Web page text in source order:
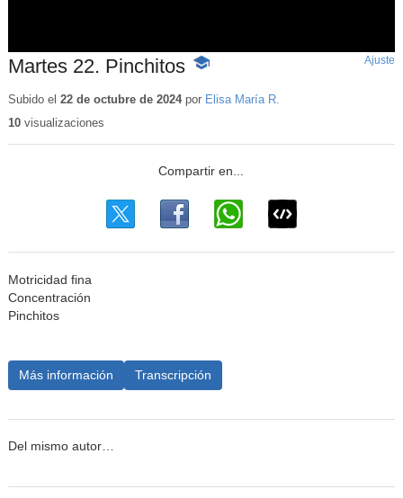
Martes 22. Pinchitos -
educativo
Ajuste
Subido el 22 de octubre de 2024por Elisa María R.
10visualizaciones
Motricidad fina
Concentración
Pinchitos
Más información Transcripción
Del mismo autor…